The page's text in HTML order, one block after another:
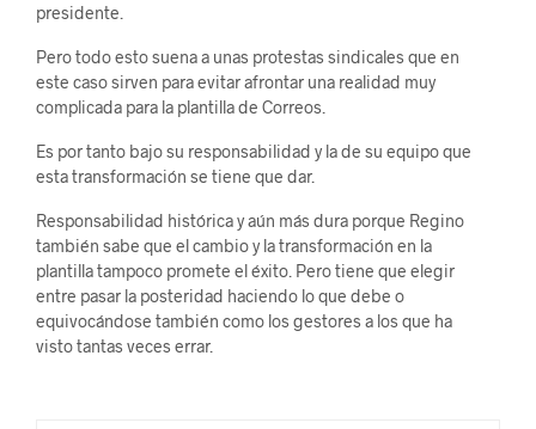
presidente.
Pero todo esto suena a unas protestas sindicales que en
este caso sirven para evitar afrontar una realidad muy
complicada para la plantilla de Correos.
Es por tanto bajo su responsabilidad y la de su equipo que
esta transformación se tiene que dar.
Responsabilidad histórica y aún más dura porque Regino
también sabe que el cambio y la transformación en la
plantilla tampoco promete el éxito. Pero tiene que elegir
entre pasar la posteridad haciendo lo que debe o
equivocándose también como los gestores a los que ha
visto tantas veces errar.